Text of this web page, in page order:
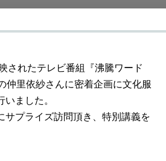
されたテレビ番組『沸騰ワード
仲里依紗さんに密着企画に文化服
ました。
サプライズ訪問頂き、特別講義を